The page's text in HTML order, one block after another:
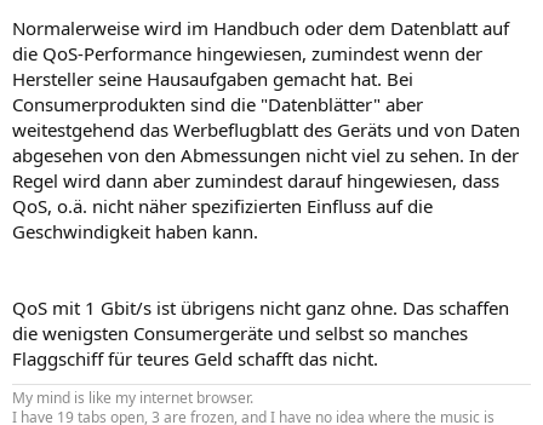
Normalerweise wird im Handbuch oder dem Datenblatt auf
die QoS-Performance hingewiesen, zumindest wenn der
Hersteller seine Hausaufgaben gemacht hat. Bei
Consumerprodukten sind die "Datenblätter" aber
weitestgehend das Werbeflugblatt des Geräts und von Daten
abgesehen von den Abmessungen nicht viel zu sehen. In der
Regel wird dann aber zumindest darauf hingewiesen, dass
QoS, o.ä. nicht näher spezifizierten Einfluss auf die
Geschwindigkeit haben kann.
QoS mit 1 Gbit/s ist übrigens nicht ganz ohne. Das schaffen
die wenigsten Consumergeräte und selbst so manches
Flaggschiff für teures Geld schafft das nicht.
My mind is like my internet browser.
I have 19 tabs open, 3 are frozen, and I have no idea where the music is